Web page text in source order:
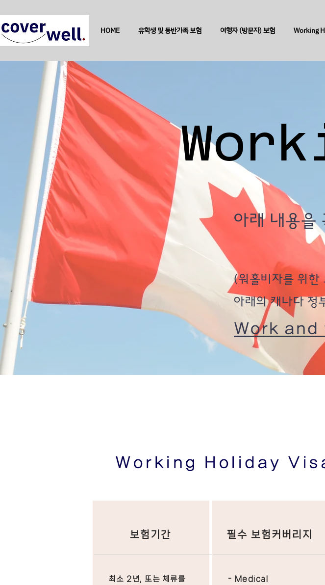
HOME 유학생 및 동반가족 보험 여행자 (방문자) 보험 Working
아래 내용을
(워홀비자를 위한
아래의 캐나다 정
Work
Working Holiday Visa
​보험기간
최소 2년, 또는 체류를
필수 보험커버리지
- Medical